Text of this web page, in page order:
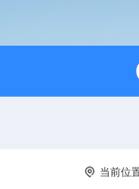
当前位